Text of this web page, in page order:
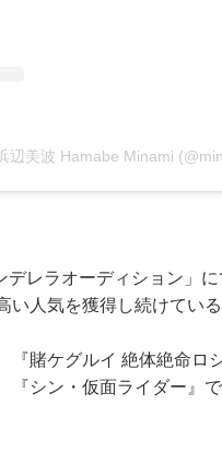
辺美波 Hamabe Minami
レラオーディション」
人気を獲得し続けている
賭ケグルイ 絶体絶命ロ
『シン・仮面ライダー』